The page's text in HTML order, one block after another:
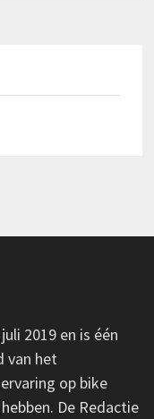
2019 en is één
van het
op bike
De Redactie